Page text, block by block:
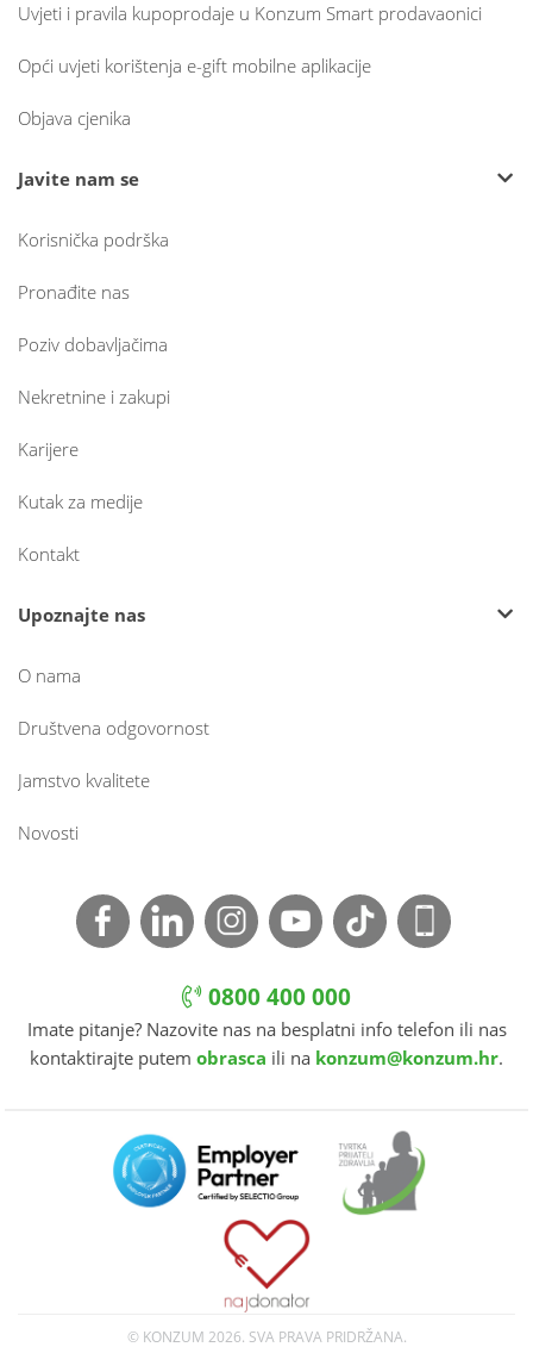
Uvjeti i pravila kupoprodaje u Konzum Smart prodavaonici
Opći uvjeti korištenja e-gift mobilne aplikacije
Objava cjenika
Javite nam se
Korisnička podrška
Pronađite nas
Poziv dobavljačima
Nekretnine i zakupi
Karijere
Kutak za medije
Kontakt
Upoznajte nas
O nama
Društvena odgovornost
Jamstvo kvalitete
Novosti
0800 400 000
Imate pitanje? Nazovite nas na besplatni info telefon ili nas
kontaktirajte putem obrasca ili na konzum@konzum.hr.
© KONZUM 2026. SVA PRAVA PRIDRŽANA.